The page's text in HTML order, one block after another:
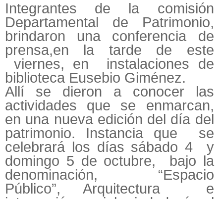
Integrantes de la comisión
Departamental de Patrimonio,
brindaron una conferencia de
prensa,en la tarde de este
viernes, en instalaciones de
biblioteca Eusebio Giménez.
Allí se dieron a conocer las
actividades que se enmarcan,
en una nueva edición del día del
patrimonio. Instancia que se
celebrará los días sábado 4 y
domingo 5 de octubre, bajo la
denominación, “Espacio
Público”, Arquitectura e